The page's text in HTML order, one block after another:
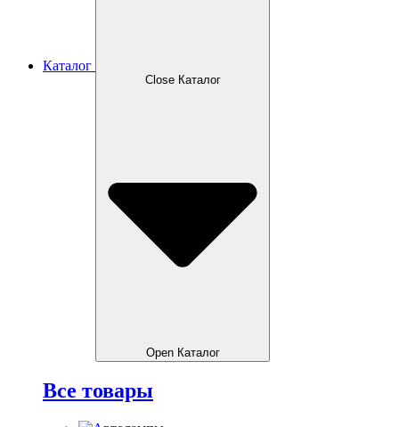
Каталог
Close Каталог
Open Каталог
Все товары